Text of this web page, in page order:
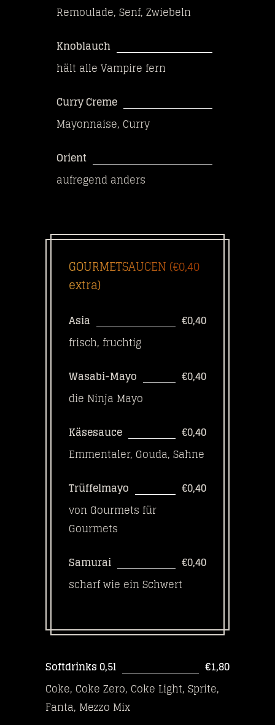
Remoulade, Senf, Zwiebeln
Knoblauch
hält alle Vampire fern
Curry Creme
Mayonnaise, Curry
Orient
aufregend anders
GOURMETSAUCEN (€0,40
extra)
Asia
€0,40
frisch, fruchtig
Wasabi-Mayo
€0,40
die Ninja Mayo
Käsesauce
€0,40
Emmentaler, Gouda, Sahne
Trüffelmayo
€0,40
von Gourmets für
Gourmets
Samurai
€0,40
scharf wie ein Schwert
Softdrinks 0,5l
€1,80
Coke, Coke Zero, Coke Light, Sprite,
Fanta, Mezzo Mix